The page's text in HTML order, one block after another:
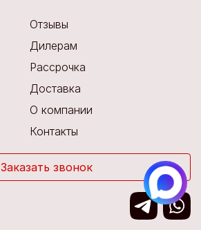
Отзывы
Дилерам
Рассрочка
Доставка
О компании
Контакты
Заказать звонок